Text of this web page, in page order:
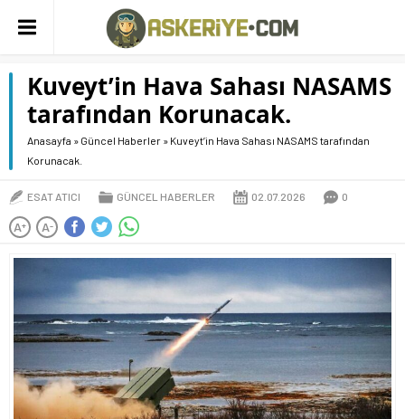
Kuveyt’in Hava Sahası NASAMS
tarafından Korunacak.
Anasayfa » Güncel Haberler » Kuveyt’in Hava Sahası NASAMS tarafından
Korunacak.
ESAT ATICI GÜNCEL HABERLER 02.07.2026 0
A+ A-